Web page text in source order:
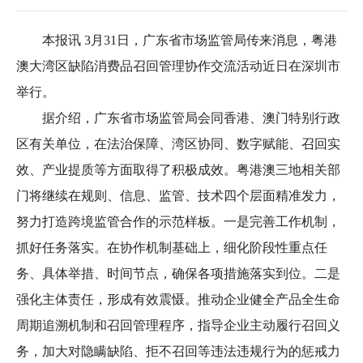
本报讯 3月31日，广东省市场监管局传来消息，粤港
澳大湾区缺陷消费品召回管理协作交流活动近日在深圳市
举行。
据介绍，广东省市场监管局会同香港、澳门特别行政
区有关单位，在法治保障、湾区协同、数字赋能、召回实
效、产业提质等方面取得了积极成效。粤港澳三地相关部
门将继续在规则、信息、监管、技术四个层面精准发力，
努力打造跨境监管合作的示范样板。一是完善工作机制，
抓好任务落实。在协作机制基础上，细化阶段性重点任
务、具体举措、时间节点，确保各项措施落实到位。二是
强化主体责任，形成有效震慑。推动企业健全产品全生命
周期追溯机制和召回管理程序，指导企业主动履行召回义
务，加大对隐瞒缺陷、拒不召回等违法违规行为的惩戒力